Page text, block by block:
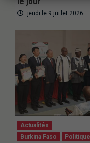
le jour
jeudi le 9 juillet 2026
Actualités
Burkina Faso
Politique